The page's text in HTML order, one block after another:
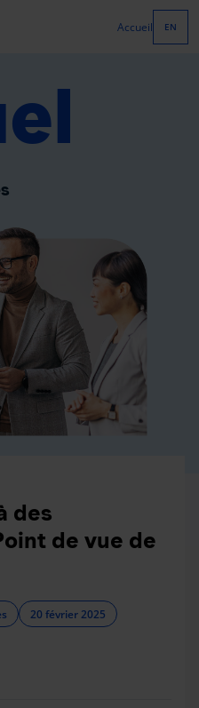
Accueil EN
des
de vue de
20 février 2025